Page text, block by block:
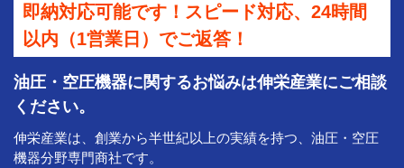
即納対応可能です！スピード対応、24時間
以内（1営業日）でご返答！
油圧・空圧機器に関するお悩みは伸栄産業にご相談
ください。
伸栄産業は、創業から半世紀以上の実績を持つ、油圧・空圧
機器分野専門商社です。